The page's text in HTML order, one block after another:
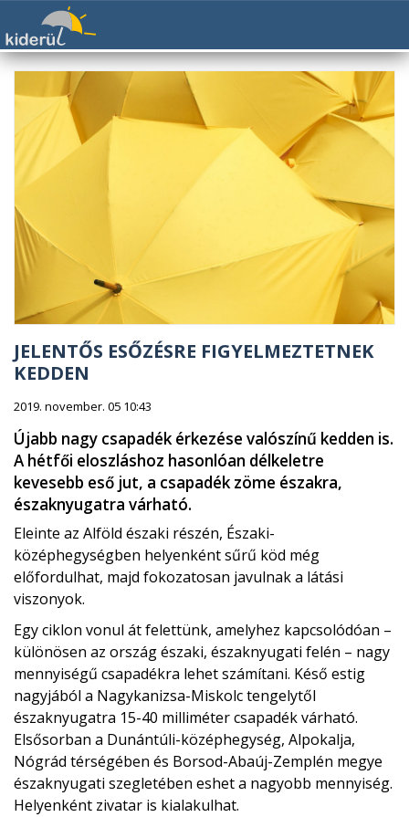
JELENTŐS ESŐZÉSRE FIGYELMEZTETNEK
KEDDEN
2019. november. 05 10:43
Újabb nagy csapadék érkezése valószínű kedden is.
A hétfői eloszláshoz hasonlóan délkeletre
kevesebb eső jut, a csapadék zöme északra,
északnyugatra várható.
Eleinte az Alföld északi részén, Északi-
középhegységben helyenként sűrű köd még
előfordulhat, majd fokozatosan javulnak a látási
viszonyok.
Egy ciklon vonul át felettünk, amelyhez kapcsolódóan –
különösen az ország északi, északnyugati felén – nagy
mennyiségű csapadékra lehet számítani. Késő estig
nagyjából a Nagykanizsa-Miskolc tengelytől
északnyugatra 15-40 milliméter csapadék várható.
Elsősorban a Dunántúli-középhegység, Alpokalja,
Nógrád térségében és Borsod-Abaúj-Zemplén megye
északnyugati szegletében eshet a nagyobb mennyiség.
Helyenként zivatar is kialakulhat.